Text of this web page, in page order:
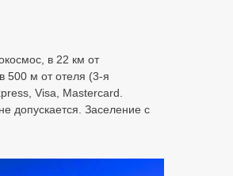
в 22 км от
500 м от отеля (3-я
Visa, Mastercard.
допускается. Заселение с